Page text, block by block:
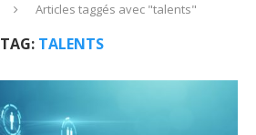
Articles taggés avec "talents"
TAG: TALENTS